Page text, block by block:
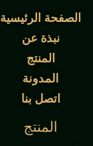
الصفحة الرئيسية
نبذة عن
المنتج
المدونة
اتصل بنا
المنتج